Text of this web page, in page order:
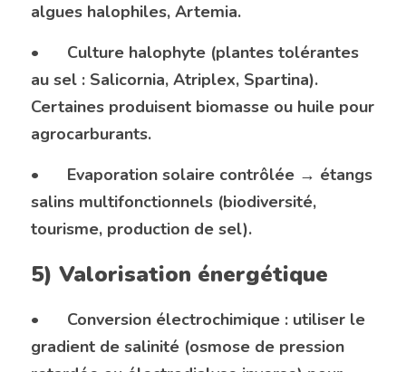
algues halophiles, Artemia.
•	Culture halophyte (plantes tolérantes
au sel : Salicornia, Atriplex, Spartina).
Certaines produisent biomasse ou huile pour
agrocarburants.
•	Evaporation solaire contrôlée → étangs
salins multifonctionnels (biodiversité,
tourisme, production de sel).
5) Valorisation énergétique
•	Conversion électrochimique : utiliser le
gradient de salinité (osmose de pression